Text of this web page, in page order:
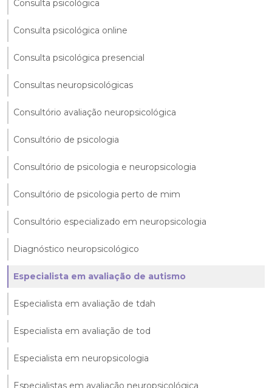
Consulta psicológica
Consulta psicológica online
Consulta psicológica presencial
Consultas neuropsicológicas
Consultório avaliação neuropsicológica
Consultório de psicologia
Consultório de psicologia e neuropsicologia
Consultório de psicologia perto de mim
Consultório especializado em neuropsicologia
Diagnóstico neuropsicológico
Especialista em avaliação de autismo
Especialista em avaliação de tdah
Especialista em avaliação de tod
Especialista em neuropsicologia
Especialistas em avaliação neuropsicológica